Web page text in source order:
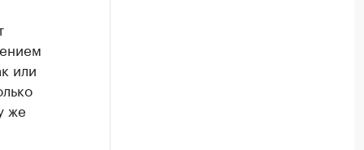
или
же